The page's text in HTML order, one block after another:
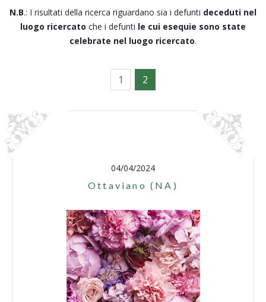
N.B.: I risultati della ricerca riguardano sia i defunti deceduti nel
luogo ricercato che i defunti le cui esequie sono state
celebrate nel luogo ricercato.
1 2
04/04/2024
Ottaviano (NA)